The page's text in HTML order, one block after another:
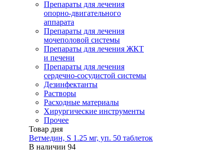
Препараты для лечения
опорно-двигательного
аппарата
Препараты для лечения
мочеполовой системы
Препараты для лечения ЖКТ
и печени
Препараты для лечения
сердечно-сосудистой системы
Дезинфектанты
Растворы
Расходные материалы
Хирургические инструменты
Прочее
Товар дня
Ветмедин, S 1.25 мг, уп. 50 таблеток
В наличии 94